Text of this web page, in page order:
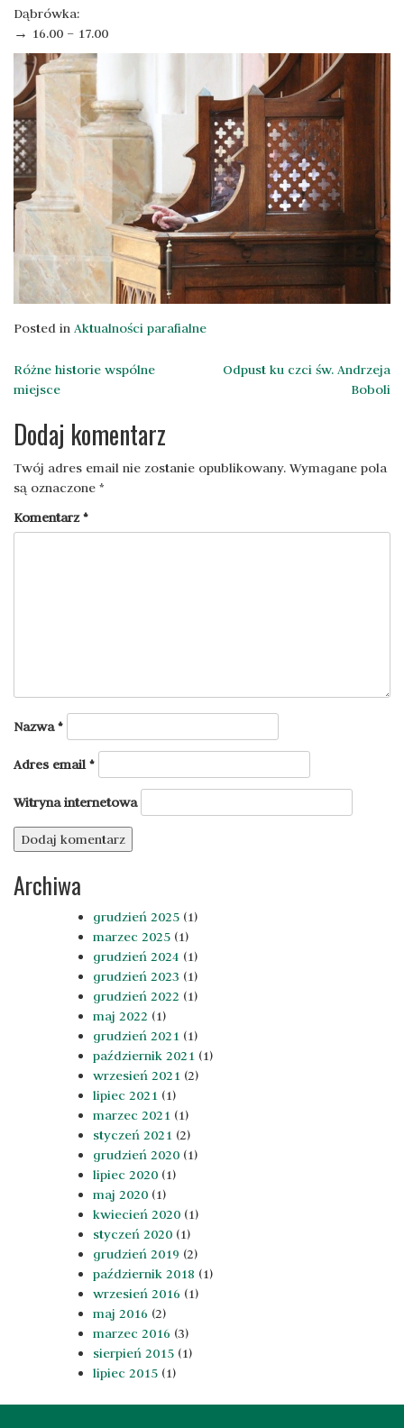
Dąbrówka:
→ 16.00 – 17.00
Posted in Aktualności parafialne
Nawigacja
wpisu
Różne historie wspólne
miejsce
Odpust ku czci św. Andrzeja
Boboli
Dodaj komentarz
Twój adres email nie zostanie opublikowany. Wymagane pola
są oznaczone *
Komentarz*
Nazwa*
Adres email*
Witryna internetowa
Archiwa
grudzień 2025 (1)
marzec 2025 (1)
grudzień 2024 (1)
grudzień 2023 (1)
grudzień 2022 (1)
maj 2022 (1)
grudzień 2021 (1)
październik 2021 (1)
wrzesień 2021 (2)
lipiec 2021 (1)
marzec 2021 (1)
styczeń 2021 (2)
grudzień 2020 (1)
lipiec 2020 (1)
maj 2020 (1)
kwiecień 2020 (1)
styczeń 2020 (1)
grudzień 2019 (2)
październik 2018 (1)
wrzesień 2016 (1)
maj 2016 (2)
marzec 2016 (3)
sierpień 2015 (1)
lipiec 2015 (1)